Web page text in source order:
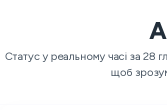
Статус у реальному часі за 28
щоб